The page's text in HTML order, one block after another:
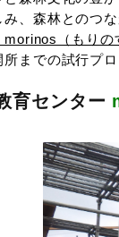
み、森林とのつ
（もりの
所までの試行プ
育センター